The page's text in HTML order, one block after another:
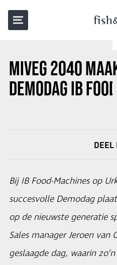
fish
MIVEG 2040
DEMODAG IB
TERUG NAAR OVERZICHT
DEEL
Bij IB Food-Machines op
succesvolle Demodag
op de nieuwste generatie
Sales manager Jeroen
geslaagde dag, waarin